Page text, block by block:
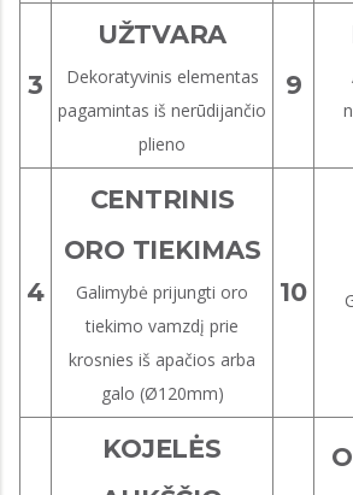
3
UŽTVARA
Dekoratyvinis elementas
pagamintas iš nerūdijančio
plieno
9
4
CENTRINIS
ORO TIEKIMAS
Galimybė prijungti oro
tiekimo vamzdį prie
krosnies iš apačios arba
galo (Ø120mm)
10
KOJELĖS